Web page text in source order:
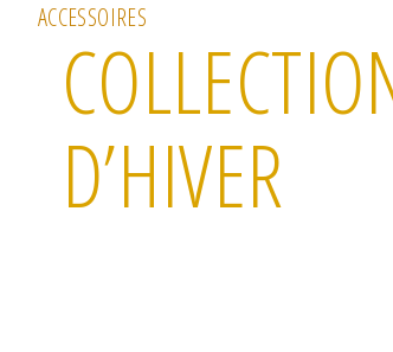
ACCESSOIRES
D’HIVER